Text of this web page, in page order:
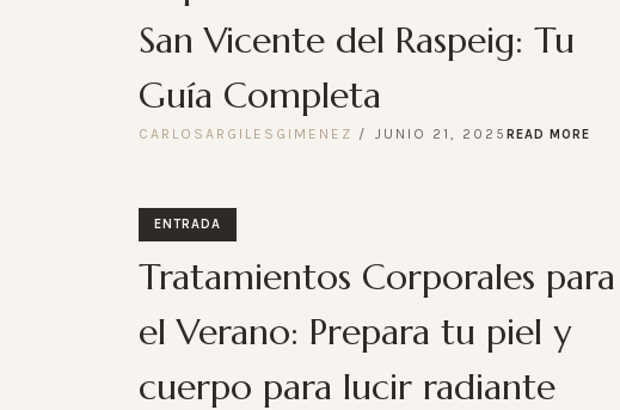
San Vicente del Raspeig: Tu
Guía Completa
CARLOSARGILESGIMENEZ JUNIO 21, 2025READ MORE
ENTRADA
Tratamientos Corporales para
el Verano: Prepara tu piel y
cuerpo para lucir radiante